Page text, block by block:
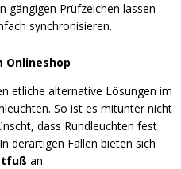
gängigen Prüfzeichen lassen
synchronisieren.
Onlineshop
etliche alternative Lösungen im
So ist es mitunter nicht
dass Rundleuchten fest
derartigen Fällen bieten sich
an.